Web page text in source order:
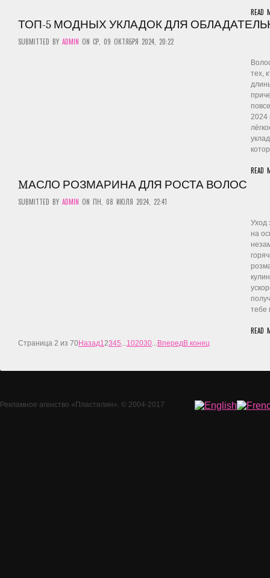
READ
ТОП-5 МОДНЫХ УКЛАДОК ДЛЯ
SUBMITTED BY ADMIN ON СР, 09 ОКТЯБРЯ 2024, 20:22
тех,
2024
READ
MАСЛО РОЗМАРИНА ДЛЯ РОСТА ВОЛОС
SUBMITTED BY ADMIN ON ПН, 08 ИЮЛЯ 2024, 22:41
Уход
на
тебе
READ
Страница 2 из 70 Назад12345...102030...ВпередВ конец
Рекламное агенство «Пластилин». © 2004-2017